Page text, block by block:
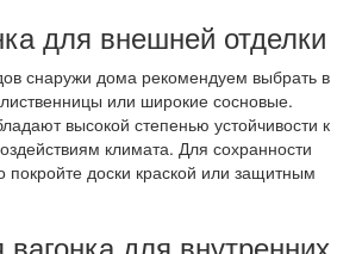
для внешней отделки
снаружи дома рекомендуем выбрать в
лиственницы или широкие сосновые.
высокой степенью устойчивости к
климата. Для сохранности
покройте доски краской или защитным